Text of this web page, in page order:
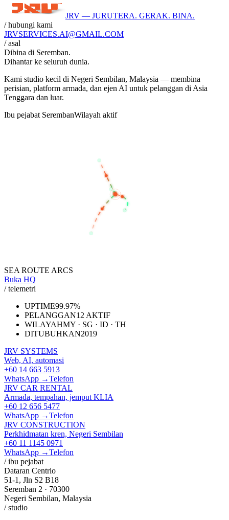
JRV — JURUTERA. GERAK. BINA.
/ hubungi kami
JRVSERVICES.AI@GMAIL.COM
/ asal
Dibina di Seremban.
Dihantar ke seluruh dunia.
Kami studio kecil di Negeri Sembilan, Malaysia — membina
perisian, platform armada, dan ejen AI untuk pelanggan di Asia
Tenggara dan luar.
Ibu pejabat SerembanWilayah aktif
SEREMBAN
SINGAPORE
SEA ROUTE ARCS
Buka HQ
/ telemetri
UPTIME99.97%
PELANGGAN12 AKTIF
WILAYAHMY · SG · ID · TH
DITUBUHKAN2019
JRV SYSTEMS
Web, AI, automasi
+60 14 663 5913
WhatsApp →Telefon
JRV CAR RENTAL
Armada, tempahan, jemput KLIA
+60 12 656 5477
WhatsApp →Telefon
JRV CONSTRUCTION
Perkhidmatan kren, Negeri Sembilan
+60 11 1145 0971
WhatsApp →Telefon
/ ibu pejabat
Dataran Centrio
51-1, Jln S2 B18
Seremban 2 · 70300
Negeri Sembilan, Malaysia
/ studio